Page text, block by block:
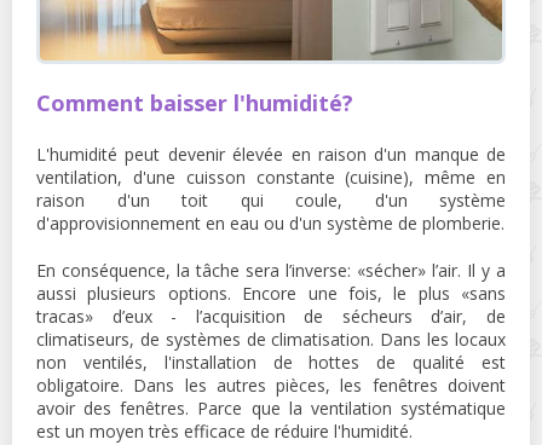
Comment baisser l'humidité?
L'humidité peut devenir élevée en raison d'un manque de
ventilation, d'une cuisson constante (cuisine), même en
raison d'un toit qui coule, d'un système
d'approvisionnement en eau ou d'un système de plomberie.
En conséquence, la tâche sera l’inverse: «sécher» l’air. Il y a
aussi plusieurs options. Encore une fois, le plus «sans
tracas» d’eux - l’acquisition de sécheurs d’air, de
climatiseurs, de systèmes de climatisation. Dans les locaux
non ventilés, l'installation de hottes de qualité est
obligatoire. Dans les autres pièces, les fenêtres doivent
avoir des fenêtres. Parce que la ventilation systématique
est un moyen très efficace de réduire l'humidité.